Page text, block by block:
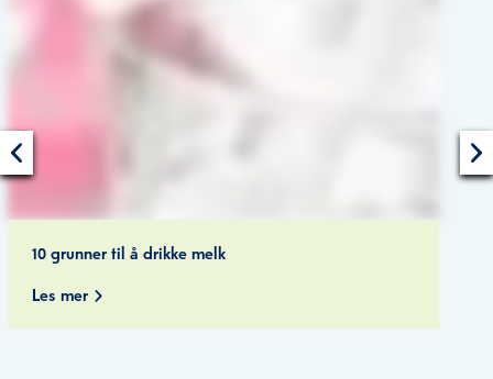
10 grunner til å drikke melk
Les mer